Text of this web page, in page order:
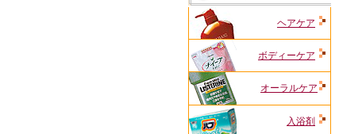
ヘアケア
ボディーケア
オーラルケア
入浴剤